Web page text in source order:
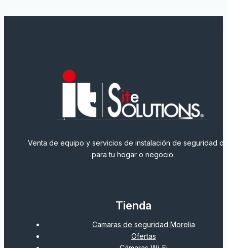
Venta de equipo y servicios de instalación de seguridad
para tu hogar o negocio.
Tienda
Camaras de seguridad Morelia
Ofertas